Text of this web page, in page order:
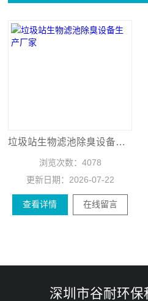
垃圾站生物滤池除臭设备生产厂家
浏览次数： 4078
更新日期： 2026-07-22
查看详情 在线留言
深圳市谷耐环保